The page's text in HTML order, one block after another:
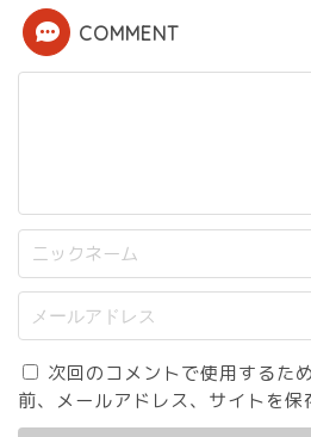
COMMENT
次回のコメントで使用するた
前、メールアドレス、サイトを保